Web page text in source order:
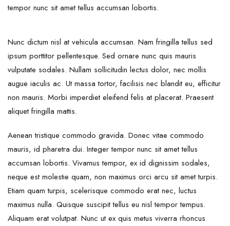
tempor nunc sit amet tellus accumsan lobortis.
Nunc dictum nisl at vehicula accumsan. Nam fringilla tellus sed
ipsum porttitor pellentesque. Sed ornare nunc quis mauris
vulputate sodales. Nullam sollicitudin lectus dolor, nec mollis
augue iaculis ac. Ut massa tortor, facilisis nec blandit eu, efficitur
non mauris. Morbi imperdiet eleifend felis at placerat. Praesent
aliquet fringilla mattis.
Aenean tristique commodo gravida. Donec vitae commodo
mauris, id pharetra dui. Integer tempor nunc sit amet tellus
accumsan lobortis. Vivamus tempor, ex id dignissim sodales,
neque est molestie quam, non maximus orci arcu sit amet turpis.
Etiam quam turpis, scelerisque commodo erat nec, luctus
maximus nulla. Quisque suscipit tellus eu nisl tempor tempus.
Aliquam erat volutpat. Nunc ut ex quis metus viverra rhoncus